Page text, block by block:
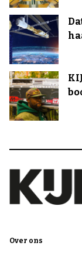
Over ons